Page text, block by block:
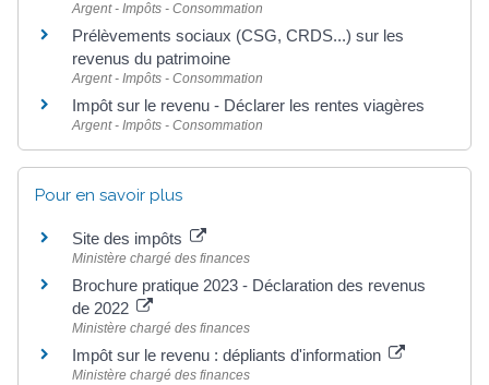
Argent - Impôts - Consommation
Prélèvements sociaux (CSG, CRDS...) sur les
revenus du patrimoine
Argent - Impôts - Consommation
Impôt sur le revenu - Déclarer les rentes viagères
Argent - Impôts - Consommation
Pour en savoir plus
Site des impôts
Ministère chargé des finances
Brochure pratique 2023 - Déclaration des revenus
de 2022
Ministère chargé des finances
Impôt sur le revenu : dépliants d'information
Ministère chargé des finances